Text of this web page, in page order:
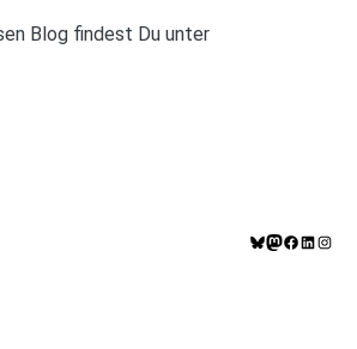
Blog findest Du unter
Bluesky